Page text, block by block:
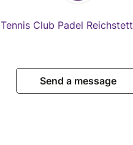
Tennis Club Padel Reichstett
Send a message